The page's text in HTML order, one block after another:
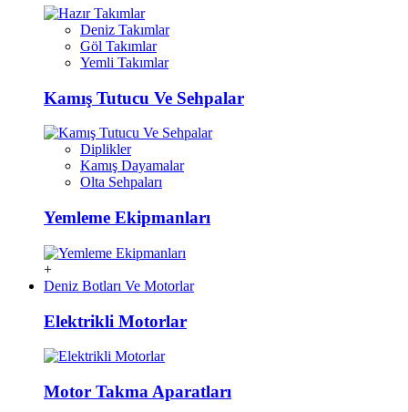
Deniz Takımlar
Göl Takımlar
Yemli Takımlar
Kamış Tutucu Ve Sehpalar
Diplikler
Kamış Dayamalar
Olta Sehpaları
Yemleme Ekipmanları
+
Deniz Botları Ve Motorlar
Elektrikli Motorlar
Motor Takma Aparatları